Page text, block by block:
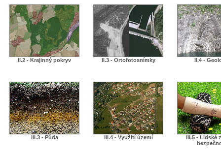
II.2 - Krajinný pokryv II.3 - Ortofotosnímky II.4 -
III.3 - Půda III.4 - Využití území
III.5 - Lidské